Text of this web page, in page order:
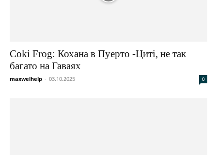
Coki Frog: Кохана в Пуерто -Циті, не так
багато на Гаваях
maxwelhelp - 03.10.2025 0